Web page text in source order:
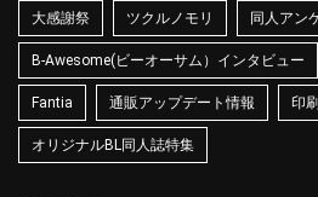
大感謝祭 ツクルノモリ 同人アン
B-Awesome(ビーオーサム）インタビュー
Fantia 通販アップデート情報 印
オリジナルBL同人誌特集